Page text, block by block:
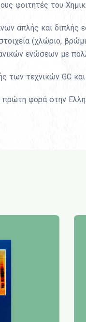
φοιτητές του
απλής και
(χλώριο,
ενώσεων με
των τεχνικών GC
πρώτη φορά στην